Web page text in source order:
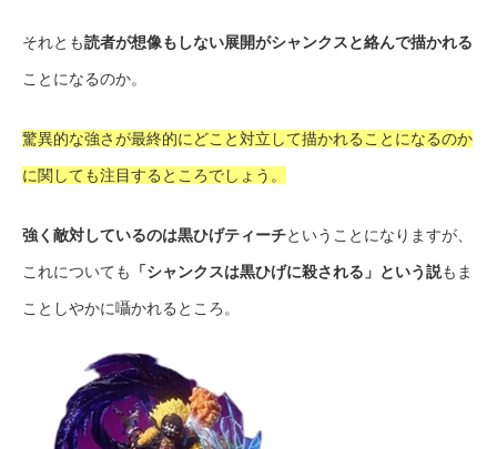
それとも読者が想像もしない展開がシャンクスと絡んで描かれる
ことになるのか。
驚異的な強さが最終的にどこと対立して描かれることになるのか
に関しても注目するところでしょう。
強く敵対しているのは黒ひげティーチということになりますが、
これについても 「シャンクスは黒ひげに殺される」という説もま
ことしやかに囁かれるところ。